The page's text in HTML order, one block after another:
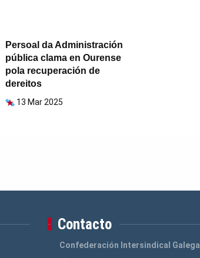
Persoal da Administración
pública clama en Ourense
pola recuperación de
dereitos
13 Mar 2025
Contacto
Confederación Intersindical Galega